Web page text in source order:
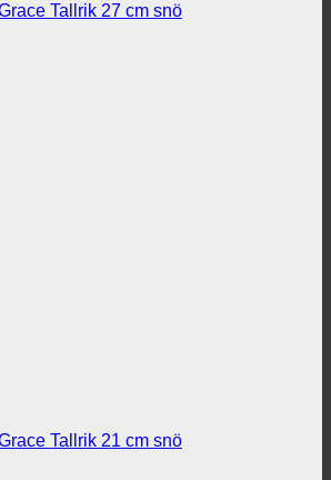
Tallrik 27 cm snö
Tallrik 21 cm snö